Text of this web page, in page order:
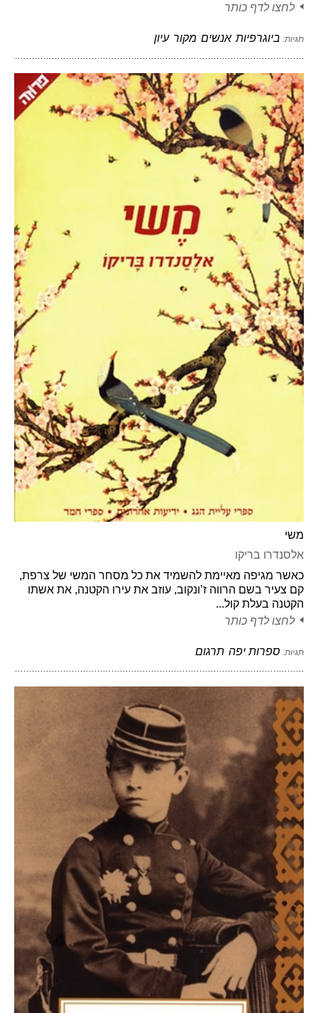
לחצו לדף כותר
תגיות: ביוגרפיות אנשים מקור עיון
משי
אלסנדרו בריקו
כאשר מגיפה מאיימת להשמיד את כל מסחר המשי של צרפת,
קם צעיר בשם הרווה ז’ונקוב, עוזב את עירו הקטנה, את אשתו
הקטנה בעלת קול...
לחצו לדף כותר
תגיות: ספרות יפה תרגום